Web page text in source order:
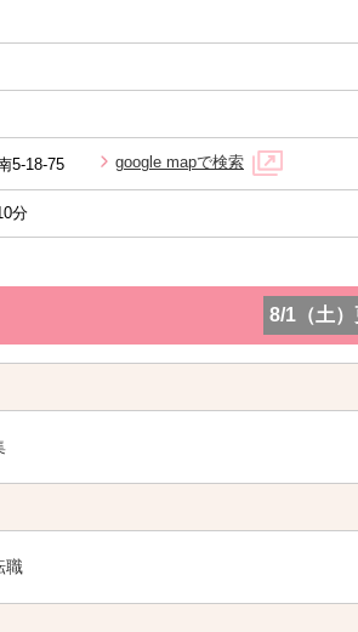
5-18-75 google mapで検索
分
8/1（土
職